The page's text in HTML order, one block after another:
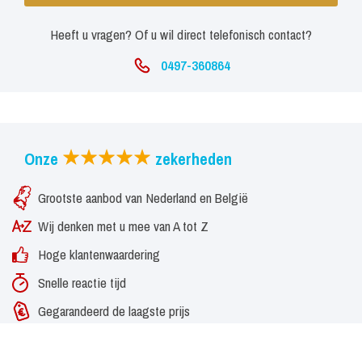
Heeft u vragen? Of u wil direct telefonisch contact?
0497-360864
Onze zekerheden
Grootste aanbod van Nederland en België
Wij denken met u mee van A tot Z
Hoge klantenwaardering
Snelle reactie tijd
Gegarandeerd de laagste prijs